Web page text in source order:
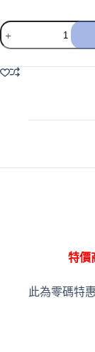
l
v
特價
此為零碼特